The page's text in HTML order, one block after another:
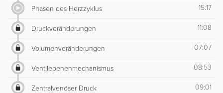
Phasen des Herzzyklus 15:17
Druckveränderungen 11:08
Volumenveränderungen 07:07
Ventilebenenmechanismus 08:53
Zentralvenöser Druck 09:01